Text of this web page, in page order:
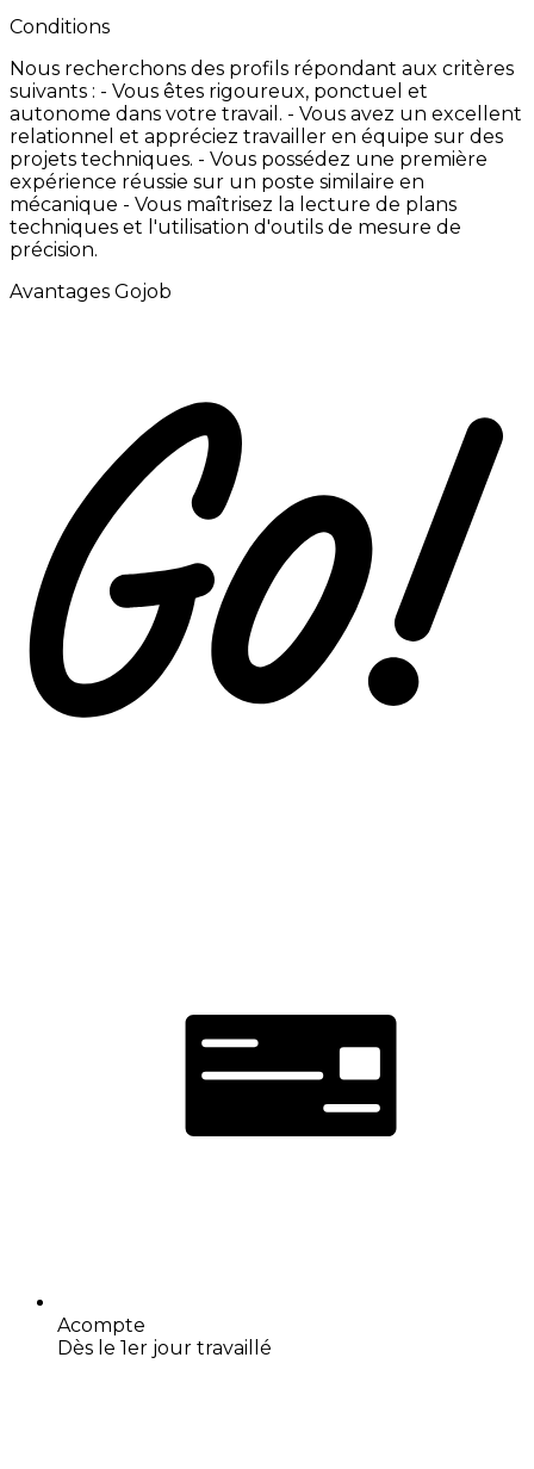
Conditions
Nous recherchons des profils répondant aux critères
suivants : - Vous êtes rigoureux, ponctuel et
autonome dans votre travail. - Vous avez un excellent
relationnel et appréciez travailler en équipe sur des
projets techniques. - Vous possédez une première
expérience réussie sur un poste similaire en
mécanique - Vous maîtrisez la lecture de plans
techniques et l'utilisation d'outils de mesure de
précision.
Avantages Gojob
Acompte
Dès le 1er jour travaillé